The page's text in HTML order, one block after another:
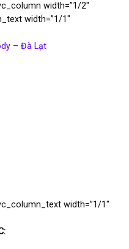
width=”1/2″
width=”1/1″
– Đà Lạt
width=”1/1″